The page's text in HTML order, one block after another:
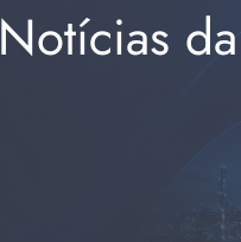
Notícias